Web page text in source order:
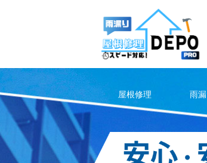
屋根修理 雨